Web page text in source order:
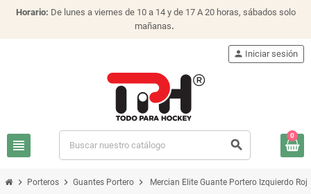
Horario: De lunes a viernes de 10 a 14 y de 17 A 20 horas, sábados solo
mañanas.
view_headline search
person Iniciar sesión
0
chevron_right Porteros chevron_right Guantes Portero chevron_right Mercian Elite Guante Portero Izquierdo